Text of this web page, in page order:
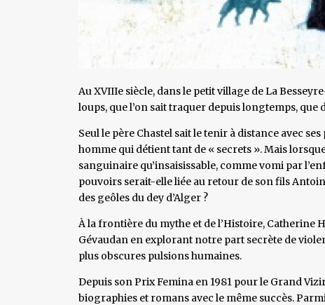
Au XVIIIe siècle, dans le petit village de La
loups, que l’on sait traquer depuis longtemps, que
Seul le père Chastel sait le tenir à distance avec
homme qui détient tant de « secrets ». Mais
sanguinaire qu’insaisissable, comme vomi par
pouvoirs serait-elle liée au retour de son fils
des geôles du dey d’Alger ?
À la frontière du mythe et de l’Histoire, Catherine
Gévaudan en explorant notre part secrète de
plus obscures pulsions humaines.
Depuis son Prix Femina en 1981 pour le Grand
biographies et romans avec le même succès.